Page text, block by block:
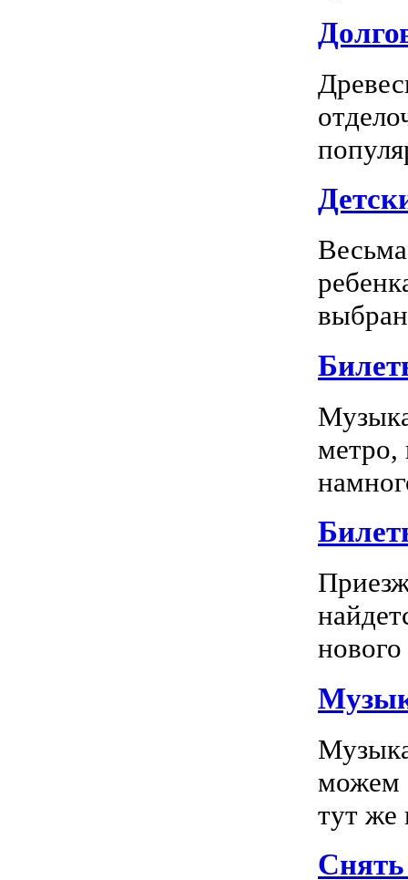
метро,
можем
тут же
Снять